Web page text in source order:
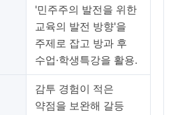
'민주주의 발전을 위한
교육의 발전 방향'을
주제로 잡고 방과 후
수업·학생특강을 활용.
감투 경험이 적은
약점을 보완해 갈등